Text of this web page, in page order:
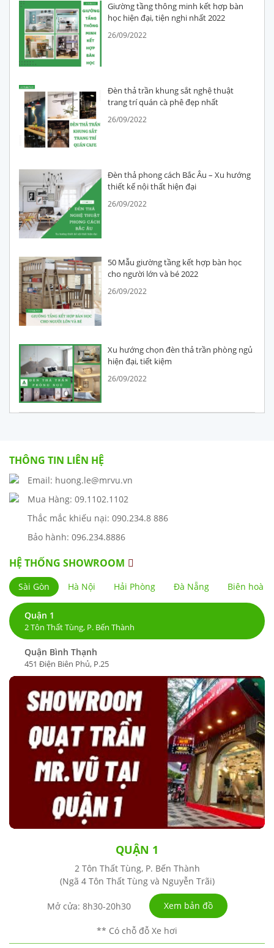
Giường tầng thông minh kết hợp bàn
học hiện đại, tiện nghi nhất 2022
26/09/2022
Đèn thả trần khung sắt nghệ thuật
trang trí quán cà phê đẹp nhất
26/09/2022
Đèn thả phong cách Bắc Âu – Xu hướng
thiết kế nội thất hiện đại
26/09/2022
50 Mẫu giường tầng kết hợp bàn học
cho người lớn và bé 2022
26/09/2022
Xu hướng chọn đèn thả trần phòng ngủ
hiện đại, tiết kiệm
26/09/2022
THÔNG TIN LIÊN HỆ
Email: huong.le@mrvu.vn
Mua Hàng: 09.1102.1102
Thắc mắc khiếu nại: 090.234.8 886
Bảo hành: 096.234.8886
HỆ THỐNG SHOWROOM
Sài Gòn Hà Nội Hải Phòng Đà Nẵng Biên hoà
Quận 1
2 Tôn Thất Tùng, P. Bến Thành
Quận Bình Thạnh
451 Điện Biên Phủ, P.25
QUẬN 1
2 Tôn Thất Tùng, P. Bến Thành
(Ngã 4 Tôn Thất Tùng và Nguyễn Trãi)
Mở cửa: 8h30-20h30 Xem bản đồ
** Có chỗ đỗ Xe hơi